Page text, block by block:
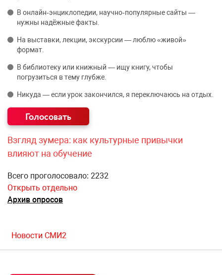
В онлайн‑энциклопедии, научно‑популярные сайты —
нужны надёжные факты.
На выставки, лекции, экскурсии — люблю «живой»
формат.
В библиотеку или книжный — ищу книгу, чтобы
погрузиться в тему глубже.
Никуда — если урок закончился, я переключаюсь на отдых.
Взгляд зумера: как культурные привычки
влияют на обучение
Всего проголосовало: 2232
Открыть отдельно
Архив опросов
Новости СМИ2